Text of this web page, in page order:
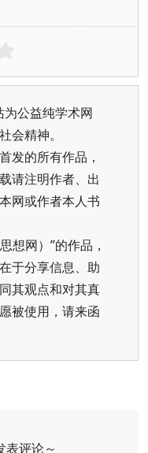
公益纯学术网
会精神。
发的所有作品，
请注明作者、出
网或作者本人书
想网）”的作品，
于分享信息、助
其观点和对其真
被使用，请来函
表评论～